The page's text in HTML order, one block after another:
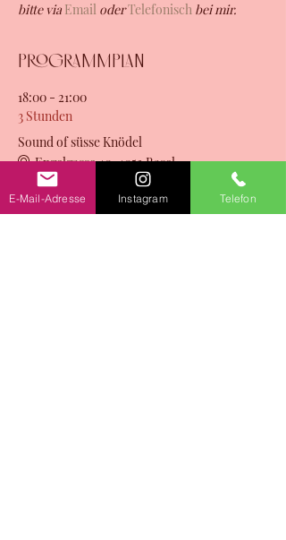
bitte via Email oder Telefonisch bei mir.
Programmplan
18:00 - 21:00
3 Stunden
Sound of süsse Knödel
Engelgasse 40, 4052 Basel
E-Mail-Adresse Instagram Telefon